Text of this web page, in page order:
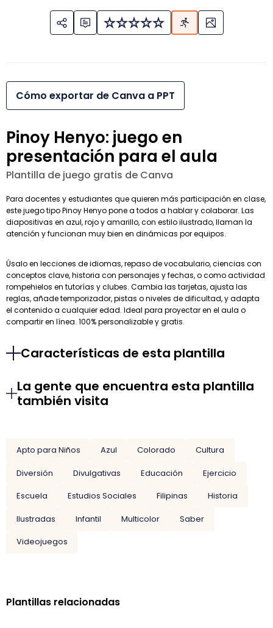
Cómo exportar de Canva a PPT
Pinoy Henyo: juego en
presentación para el aula
Plantilla de juego gratis de Canva
Para docentes y estudiantes que quieren más participación en clase,
este juego tipo Pinoy Henyo pone a todos a hablar y colaborar. Las
diapositivas en azul, rojo y amarillo, con estilo ilustrado, llaman la
atención y funcionan muy bien en dinámicas por equipos.
Úsalo en lecciones de idiomas, repaso de vocabulario, ciencias con
conceptos clave, historia con personajes y fechas, o como actividad
rompehielos en tutorías y clubes. Cambia las tarjetas, ajusta las
reglas, añade temporizador, pistas o niveles de dificultad, y adapta
el contenido a cualquier edad. Ideal para proyectar en el aula o
compartir en línea. 100% personalizable y gratis.
Características de esta plantilla
La gente que encuentra esta plantilla
también visita
Apto para Niños Azul Colorado
Cultura
Diversión
Divulgativas Educación
Ejercicio
Escuela
Estudios Sociales Filipinas
Historia
Ilustradas
Infantil Multicolor
Saber
Videojuegos
Plantillas relacionadas